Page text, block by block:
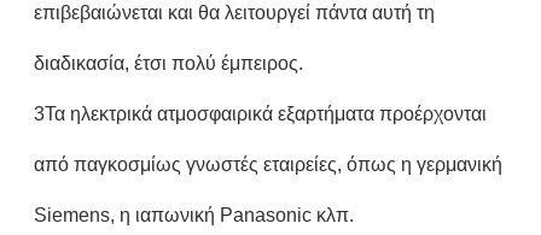
επιβεβαιώνεται και θα λειτουργεί πάντα αυτή τη
διαδικασία, έτσι πολύ έμπειρος.
3Τα ηλεκτρικά ατμοσφαιρικά εξαρτήματα προέρχονται
από παγκοσμίως γνωστές εταιρείες, όπως η γερμανική
Siemens, η ιαπωνική Panasonic κλπ.